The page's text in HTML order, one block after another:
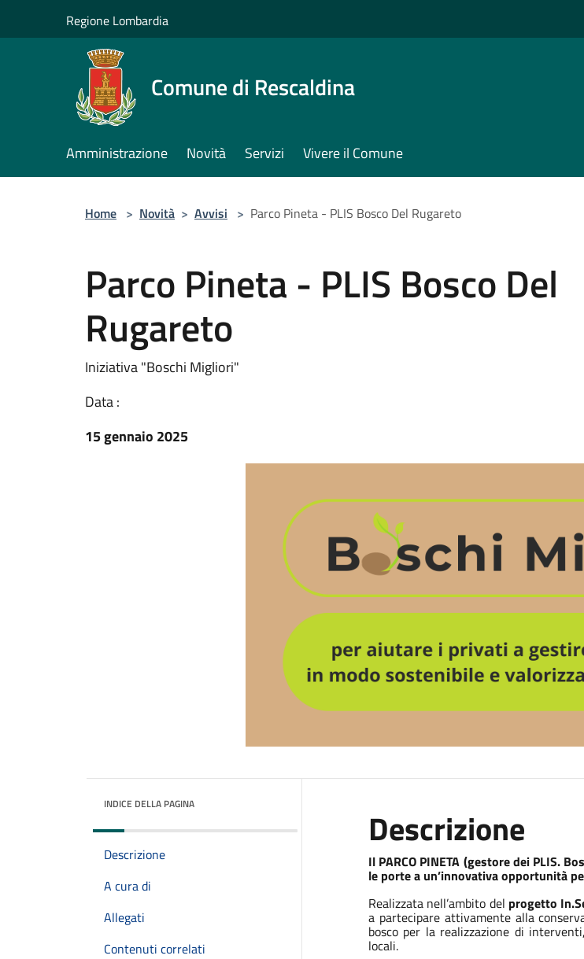
Regione Lombardia
Comune di Rescaldina
Amministrazione Novità Servizi Vivere il Comune
Home > Novità > Avvisi > Parco Pineta - PLIS Bosco Del Rugareto
Parco Pineta - PLIS Bosco Del
Rugareto
Iniziativa "Boschi Migliori"
Data :
15 gennaio 2025
INDICE DELLA PAGINA
Descrizione
A cura di
Allegati
Contenuti correlati
Descrizione
Il PARCO PINETA (gestore dei PLIS.
le porte a un’innovativa opportunità
Realizzata nell’ambito del progetto
a partecipare attivamente alla
bosco per la realizzazione di
locali.